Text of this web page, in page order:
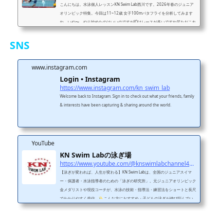
こんにちは。水泳個人レッスンKN Swim Lab西川です。2026年春のジュニア
オリンピック特集。今回は11~12歳 女子100mバタフライを分析してみます
ね。いや〜、やり始めたのはいいのですがJOはレースが多いですね笑ただこれ
は自分自身の勉強にもなるので最後までやりとげますよ！ラップタイムそれで
手も30秒かかった選...
SNS
www.instagram.com
Login • Instagram
https://www.instagram.com/kn_swim_lab
Welcome back to Instagram. Sign in to check out what your friends, family
& interests have been capturing & sharing around the world.
YouTube
KN Swim Labの泳ぎ場
https://www.youtube.com/@knswimlabchannel4455
【泳ぎが変われば、人生が変わる】KN Swim Labは、全国のジュニアスイマ
ー・保護者・水泳指導者のための「泳ぎの研究所」。元ジュニアオリンピック
金メダリストや現役コーチが、水泳の技術・指導法・練習法をショートと長尺
でわかりやすく発信。
こんな方におすすめ・子どもの泳ぎが伸び悩んでい
る・フォームをきれいにしたい・コーチの指導に悩んでいる・水泳に関わるす